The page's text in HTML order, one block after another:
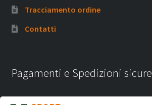
Tracciamento ordine
Contatti
Pagamenti e Spedizioni sicure